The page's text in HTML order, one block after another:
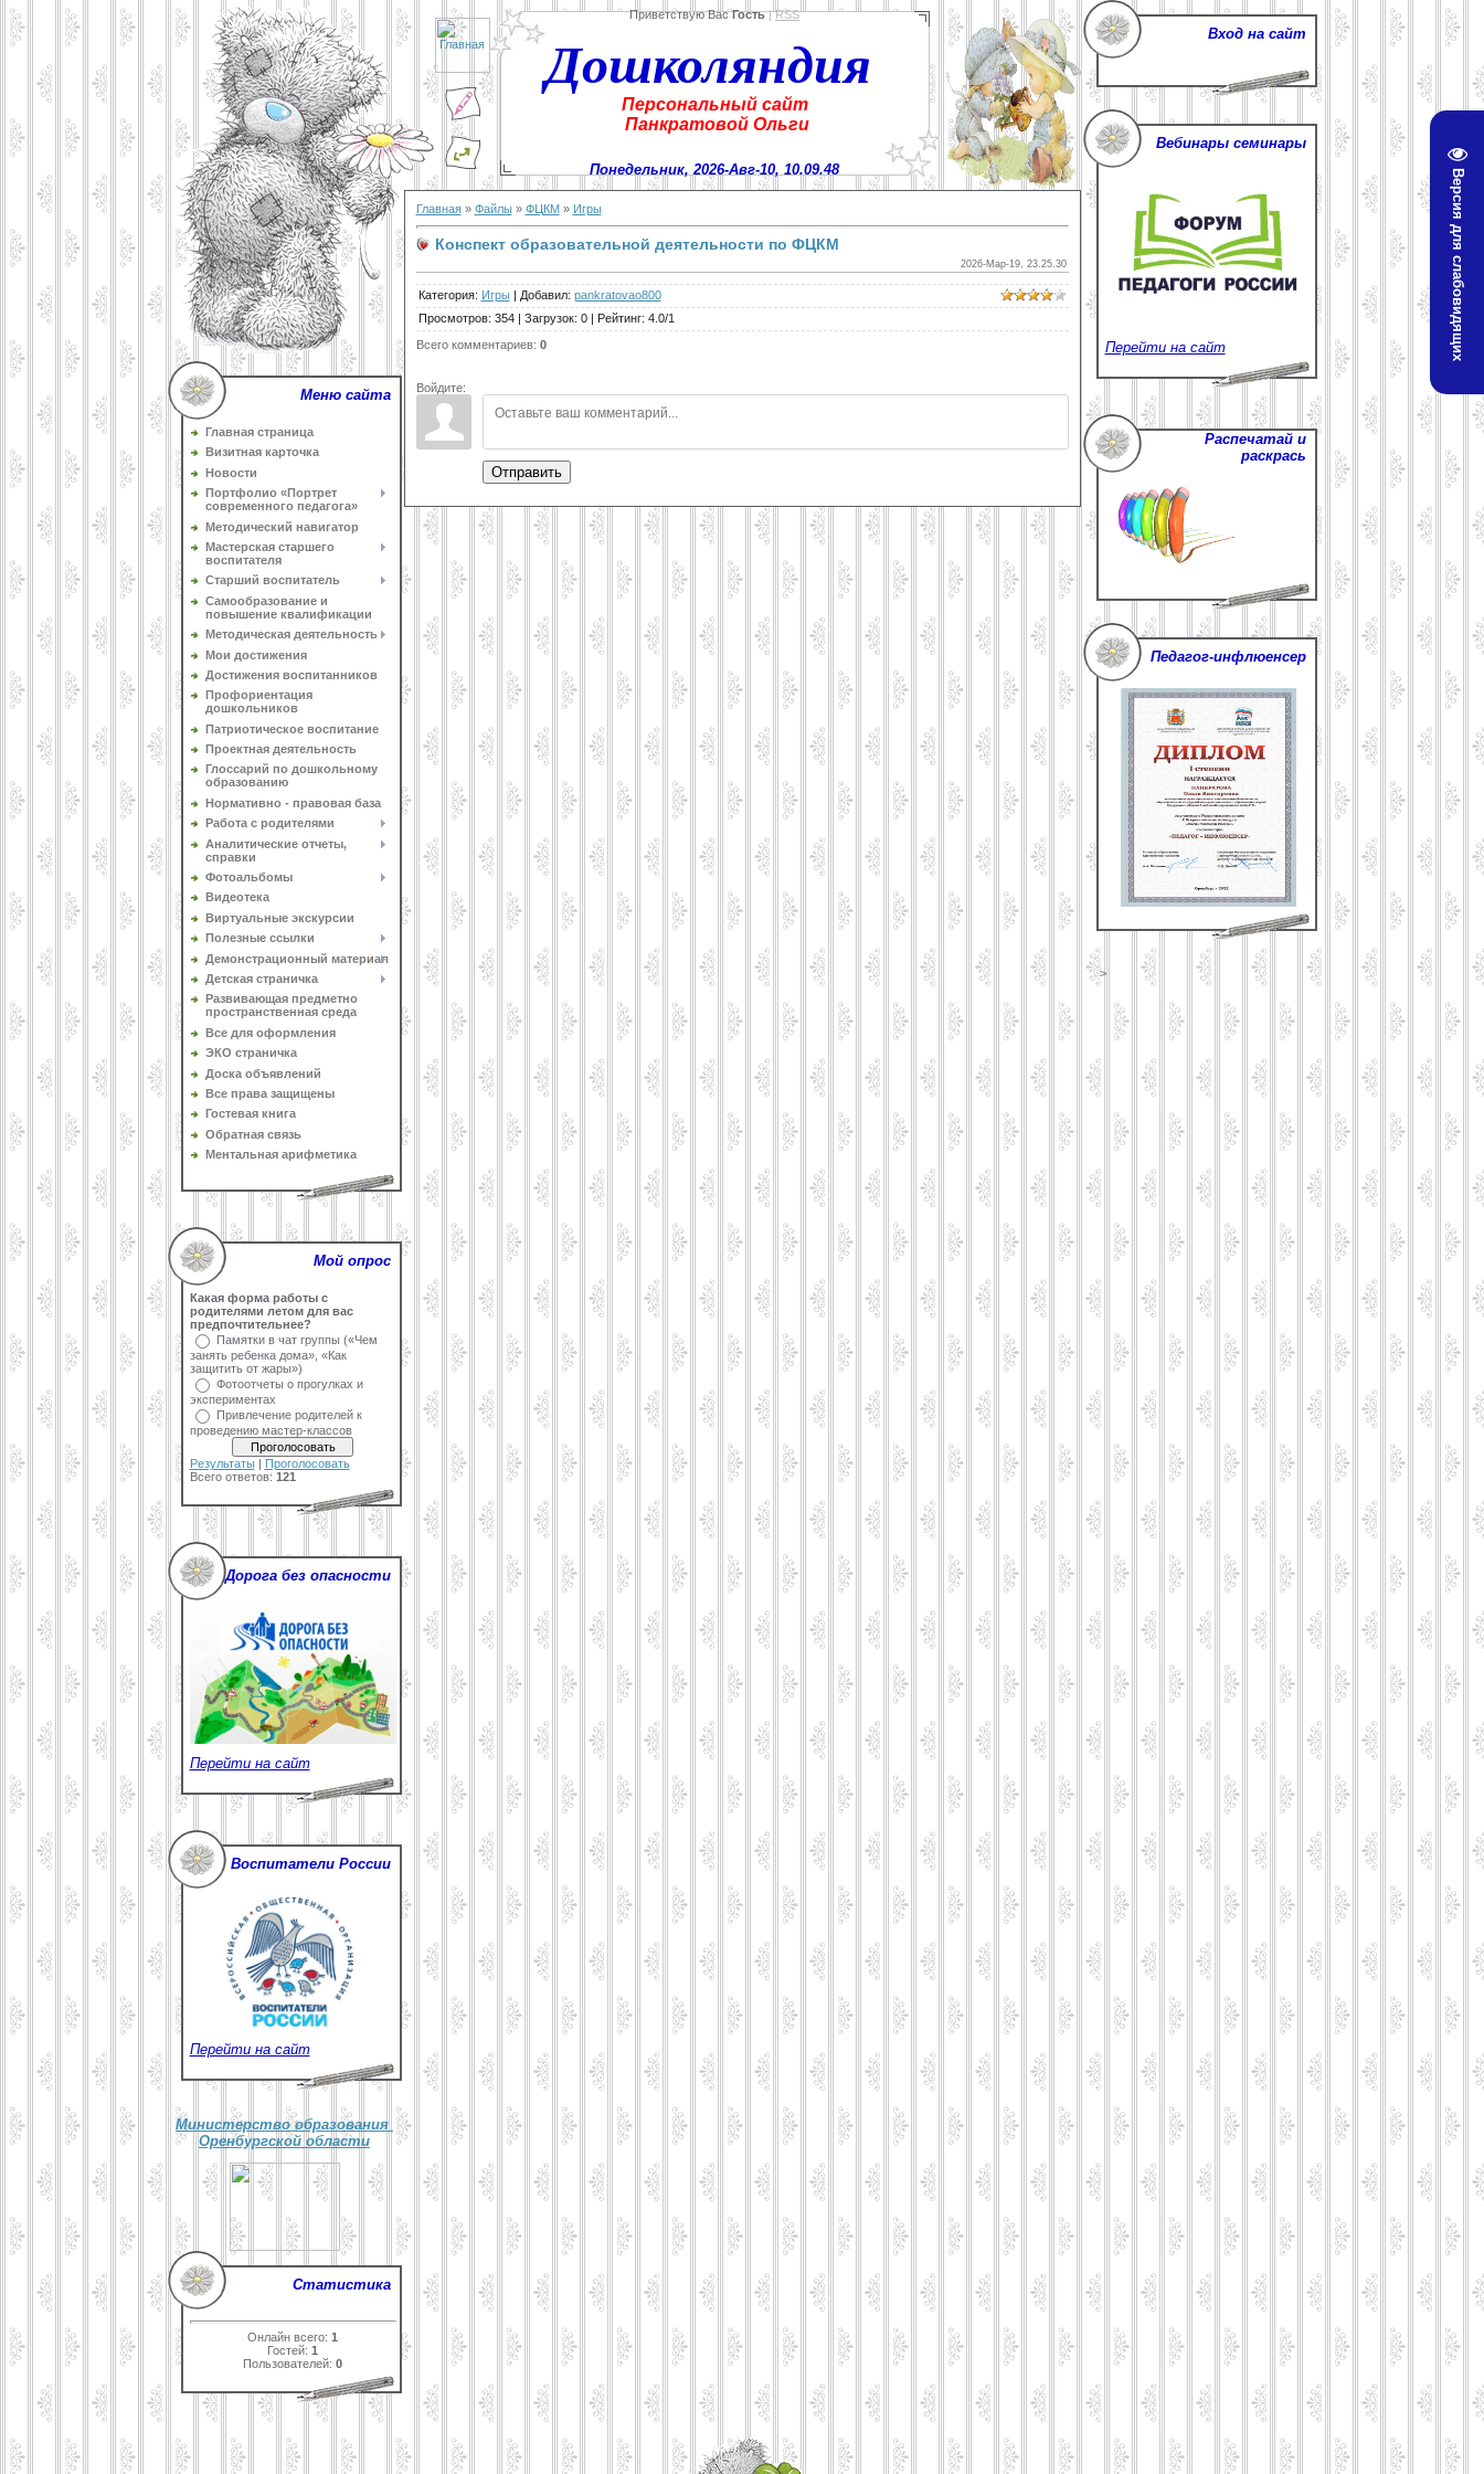
Версия для слабовидящих
Меню сайта
Главная страница
Визитная карточка
Новости
Портфолио «Портрет
современного педагога»
Методический навигатор
Мастерская старшего
воспитателя
Старший воспитатель
Самообразование и
повышение квалификации
Методическая деятельность
Мои достижения
Достижения воспитанников
Профориентация
дошкольников
Патриотическое воспитание
Проектная деятельность
Глоссарий по дошкольному
образованию
Нормативно - правовая база
Работа с родителями
Аналитические отчеты,
справки
Фотоальбомы
Видеотека
Виртуальные экскурсии
Полезные ссылки
Демонстрационный материал
Детская страничка
Развивающая предметно
пространственная среда
Все для оформления
ЭКО страничка
Доска объявлений
Все права защищены
Гостевая книга
Обратная связь
Ментальная арифметика
Мой опрос
Какая форма работы с
родителями летом для вас
предпочтительнее?
Памятки в чат группы («Чем
занять ребенка дома», «Как
защитить от жары»)
Фотоотчеты о прогулках и
экспериментах
Привлечение родителей к
проведению мастер-классов
Результаты| Проголосовать
Всего ответов: 121
Дорога без опасности
Перейти на сайт
Воспитатели России
Перейти на сайт
Министерство образования
Оренбургской области
Статистика
Онлайн всего: 1
Гостей: 1
Пользователей: 0
Приветствую Вас Гость |RSS
Дошколяндия
Персональный сайт
Панкратовой Ольги
Понедельник, 2026-Авг-10, 10.09.48
Главная» Файлы» ФЦКМ» Игры
Конспект образовательной деятельности по ФЦКМ
2026-Мар-19, 23.25.30
Категория: Игры| Добавил: pankratovao800
Просмотров: 354| Загрузок: 0 | Рейтинг: 4.0/1
Всего комментариев: 0
Войдите:
Отправить
Вход на сайт
Вебинары семинары
Перейти на сайт
Распечатай и
раскрась
Педагог-инфлюенсер
>